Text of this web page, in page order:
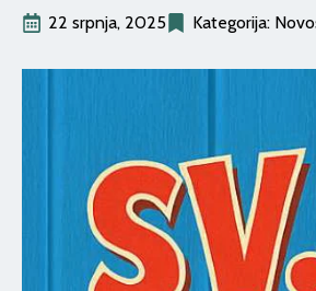
22 srpnja, 2025 Kategorija: